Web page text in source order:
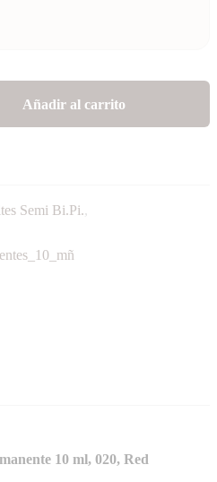
Añadir al carrito
Semi Bi.Pi.,
10 ml, 020, Red